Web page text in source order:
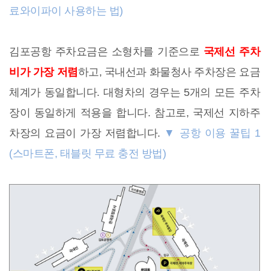
료와이파이 사용하는 법)
김포공항 주차요금은 소형차를 기준으로 국제선 주차
비가 가장 저렴하고, 국내선과 화물청사 주차장은 요금
체계가 동일합니다. 대형차의 경우는 5개의 모든 주차
장이 동일하게 적용을 합니다. 참고로, 국제선 지하주
차장의 요금이 가장 저렴합니다. ▼ 공항 이용 꿀팁 1
(스마트폰, 태블릿 무료 충전 방법)